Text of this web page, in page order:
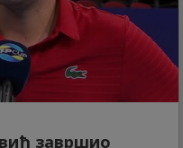
завршио